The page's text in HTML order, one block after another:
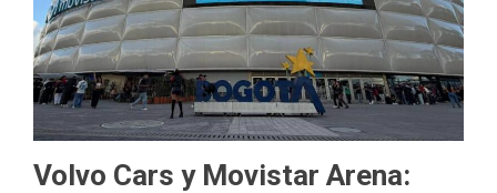
Volvo Cars y Movistar Arena: